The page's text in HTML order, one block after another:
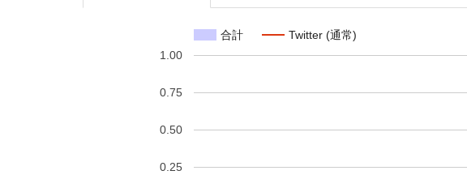
合計 Twitter (通常)
0.25
0.50
0.75
1.00